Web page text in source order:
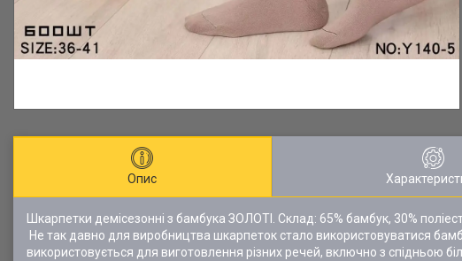
Опис
Шкарпетки демісезонні з бамбука ЗОЛОТІ. Склад: 65% бамбук, 30%
Не так давно для виробництва шкарпеток стало використовуватися
використовується для виготовлення різних речей, включно з